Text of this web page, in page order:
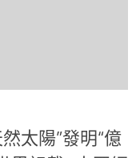
太陽”發明“億